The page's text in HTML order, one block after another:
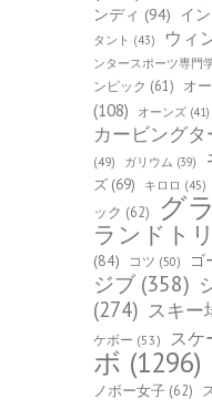
ンディ (94) イ
タント (43) ウィ
ンタースポーツ専門
ンピック (61) オ
(108)
オーンズ (41)
カービングタ
(49)
ガリウム (39)
ズ (69) キロロ (45)
ック (62) グ
ランドト
(84)
コツ (50) ゴ
ジブ (358)
(274) スキー
ケボー (53) スケ
ボ (1296)
ノボー女子 (62)